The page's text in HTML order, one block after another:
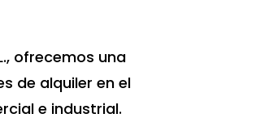
ofrecemos una
de alquiler en el
e industrial.